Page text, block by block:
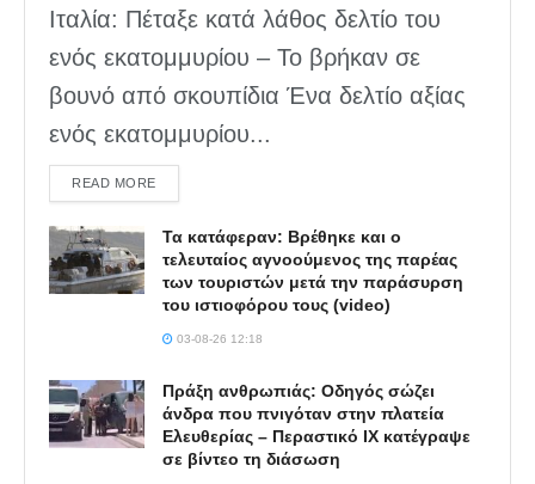
Ιταλία: Πέταξε κατά λάθος δελτίο του
ενός εκατομμυρίου – Το βρήκαν σε
βουνό από σκουπίδια Ένα δελτίο αξίας
ενός εκατομμυρίου...
READ MOREDETAILS
Τα κατάφεραν: Βρέθηκε και ο
τελευταίος αγνοούμενος της παρέας
των τουριστών μετά την παράσυρση
του ιστιοφόρου τους (video)
03-08-26 12:18
Πράξη ανθρωπιάς: Οδηγός σώζει
άνδρα που πνιγόταν στην πλατεία
Ελευθερίας – Περαστικό ΙΧ κατέγραψε
σε βίντεο τη διάσωση